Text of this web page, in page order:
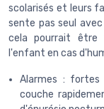
scolarisés et leurs
sente pas seul
cela pourrait être
l'enfant en cas
Alarmes : fortes
couche